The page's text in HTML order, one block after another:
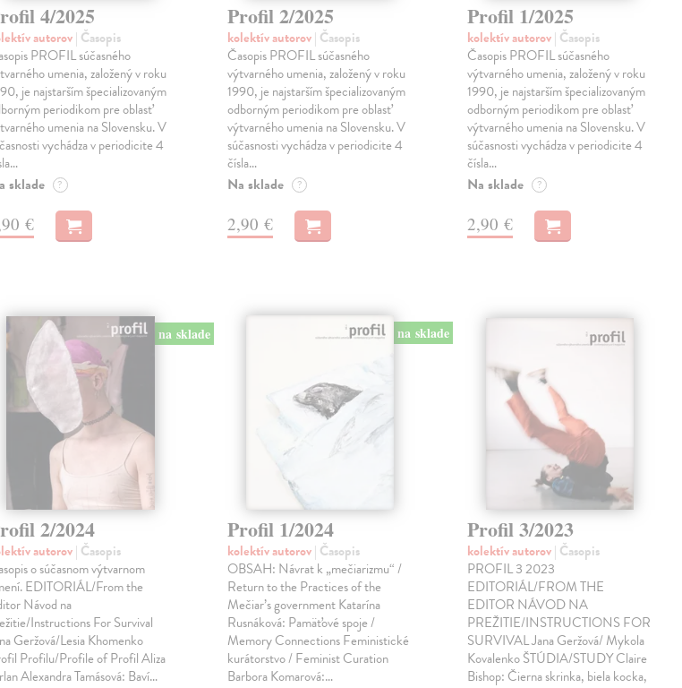
4/2025
autorov| Časopis
PROFIL súčasného
umenia, založený v roku
je najstarším špecializovaným
periodikom pre oblasť
umenia na Slovensku. V
vychádza v periodicite 4
sklade ?
€
Profil 2/2025
kolektív autorov| Časopis
Časopis PROFIL súčasného
výtvarného umenia, založený v roku
1990, je najstarším špecializovaným
odborným periodikom pre oblasť
výtvarného umenia na Slovensku. V
súčasnosti vychádza v periodicite 4
čísla…
Na sklade ?
2,90 €
Profil 1/2025
kolektív autorov| Časopis
Časopis PROFIL súčasného
výtvarného umenia, založený v roku
1990, je najstarším špecializovaným
odborným periodikom pre oblasť
výtvarného umenia na Slovensku. V
súčasnosti vychádza v periodicite 4
čísla…
Na sklade ?
2,90 €
na sklade
2/2024
autorov| Časopis
o súčasnom výtvarnom
EDITORIÁL/From the
Návod na
Instructions For Survival
Geržová/Lesia Khomenko
Profilu/Profile of Profil Aliza
Alexandra Tamásová: Baví…
na sklade
Profil 1/2024
kolektív autorov| Časopis
OBSAH: Návrat k „mečiarizmu“ /
Return to the Practices of the
Mečiar’s government Katarína
Rusnáková: Pamäťové spoje /
Memory Connections Feministické
kurátorstvo / Feminist Curation
Barbora Komarová:…
Profil 3/2023
kolektív autorov| Časopis
PROFIL 3 2023
EDITORIÁL/FROM THE
EDITOR NÁVOD NA
PREŽITIE/INSTRUCTIONS FOR
SURVIVAL Jana Geržová/ Mykola
Kovalenko ŠTÚDIA/STUDY Claire
Bishop: Čierna skrinka, biela kocka,